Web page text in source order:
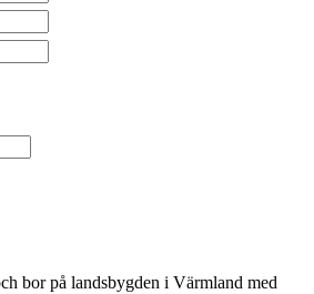
bor på landsbygden i Värmland med